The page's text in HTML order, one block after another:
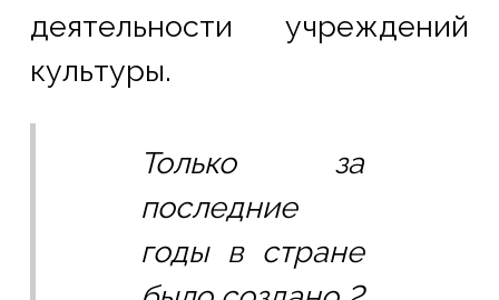
деятельности учреждений
культуры.
Только за
последние
годы в стране